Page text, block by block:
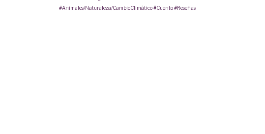
#Animales/Naturaleza/CambioClimático#Cuento#Reseñas